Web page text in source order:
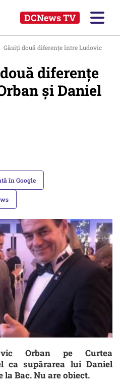
DCNews TV
Găsiți două diferențe între Ludovic
diferențe
și Daniel
în Google
Orban pe Curtea
ca supărarea lui Daniel
Bac. Nu are obiect.